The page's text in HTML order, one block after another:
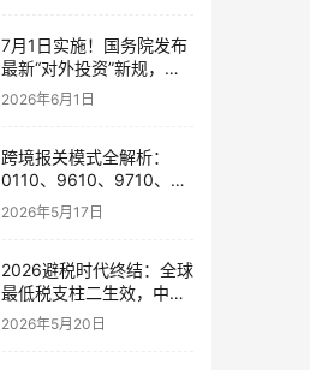
7月1日实施！国务院发布
最新“对外投资”新规，炒
股、出海、海外资产配置
2026年6月1日
跨境报关模式全解析：
0110、9610、9710、
9810、1039、1210 的区
别与最佳应用场景
2026年5月17日
2026避税时代终结：全球
最低税支柱二生效，中国
企业家海外公司合规3大
2026年5月20日